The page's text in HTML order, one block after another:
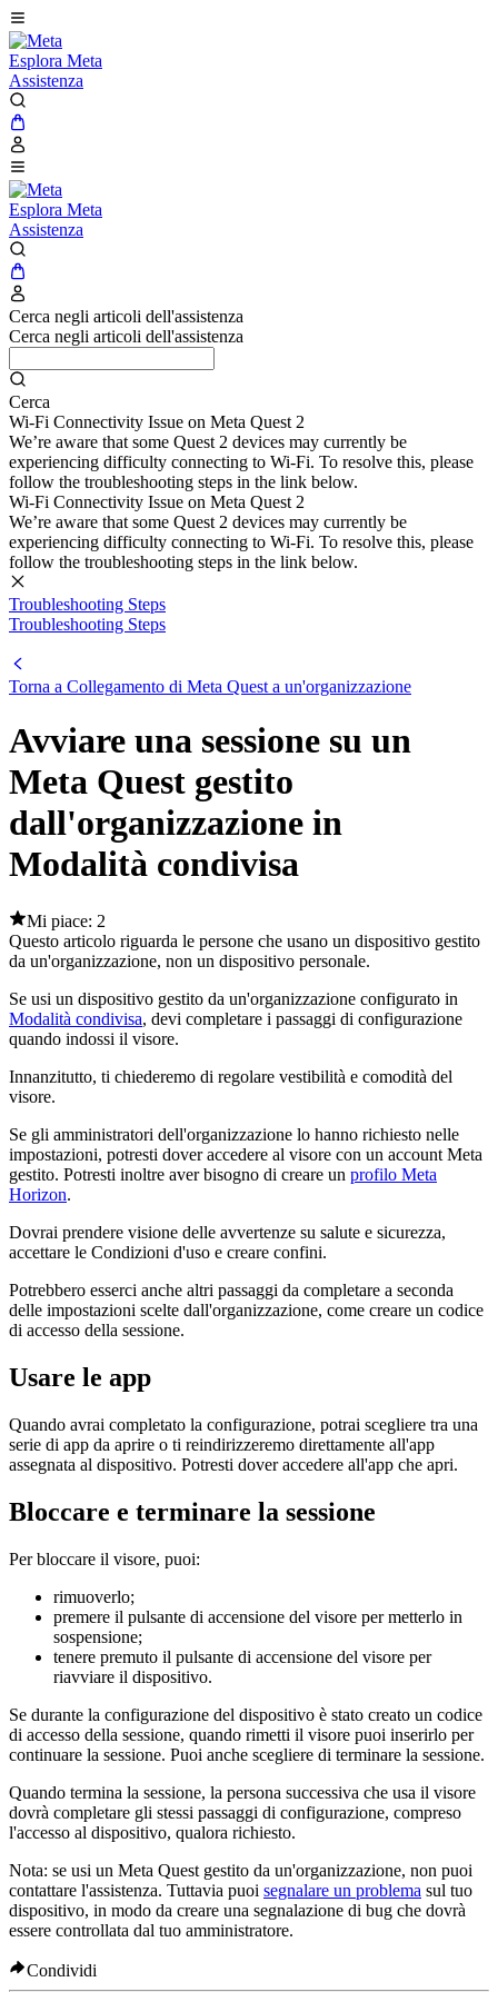
Esplora Meta
Assistenza
Esplora Meta
Assistenza
Cerca negli articoli dell'assistenza
Cerca negli articoli dell'assistenza
Cerca
Wi-Fi Connectivity Issue on Meta Quest 2
We’re aware that some Quest 2 devices may currently be
experiencing difficulty connecting to Wi-Fi. To resolve this, please
follow the troubleshooting steps in the link below.
Wi-Fi Connectivity Issue on Meta Quest 2
We’re aware that some Quest 2 devices may currently be
experiencing difficulty connecting to Wi-Fi. To resolve this, please
follow the troubleshooting steps in the link below.
Troubleshooting Steps
Troubleshooting Steps
Torna a Collegamento di Meta Quest a un'organizzazione
Avviare una sessione su un
Meta Quest gestito
dall'organizzazione in
Modalità condivisa
Mi piace: 2
Questo articolo riguarda le persone che usano un dispositivo gestito
da un'organizzazione, non un dispositivo personale.
Se usi un dispositivo gestito da un'organizzazione configurato in
Modalità condivisa, devi completare i passaggi di configurazione
quando indossi il visore.
Innanzitutto, ti chiederemo di regolare vestibilità e comodità del
visore.
Se gli amministratori dell'organizzazione lo hanno richiesto nelle
impostazioni, potresti dover accedere al visore con un account Meta
gestito. Potresti inoltre aver bisogno di creare un profilo Meta
Horizon.
Dovrai prendere visione delle avvertenze su salute e sicurezza,
accettare le Condizioni d'uso e creare confini.
Potrebbero esserci anche altri passaggi da completare a seconda
delle impostazioni scelte dall'organizzazione, come creare un codice
di accesso della sessione.
Usare le app
Quando avrai completato la configurazione, potrai scegliere tra una
serie di app da aprire o ti reindirizzeremo direttamente all'app
assegnata al dispositivo. Potresti dover accedere all'app che apri.
Bloccare e terminare la sessione
Per bloccare il visore, puoi:
rimuoverlo;
premere il pulsante di accensione del visore per metterlo in
sospensione;
tenere premuto il pulsante di accensione del visore per
riavviare il dispositivo.
Se durante la configurazione del dispositivo è stato creato un codice
di accesso della sessione, quando rimetti il visore puoi inserirlo per
continuare la sessione. Puoi anche scegliere di terminare la sessione.
Quando termina la sessione, la persona successiva che usa il visore
dovrà completare gli stessi passaggi di configurazione, compreso
l'accesso al dispositivo, qualora richiesto.
Nota: se usi un Meta Quest gestito da un'organizzazione, non puoi
contattare l'assistenza. Tuttavia puoi segnalare un problema sul tuo
dispositivo, in modo da creare una segnalazione di bug che dovrà
essere controllata dal tuo amministratore.
Condividi